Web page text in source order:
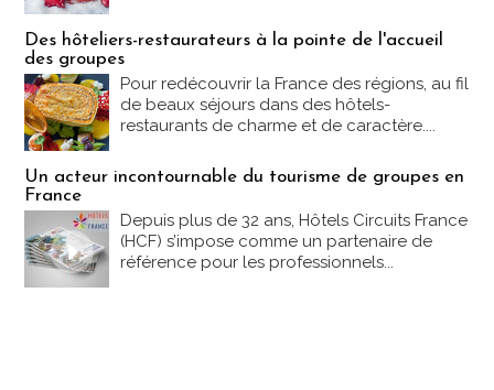
Des hôteliers-restaurateurs à la pointe de l'accueil
des groupes
Pour redécouvrir la France des régions, au fil
de beaux séjours dans des hôtels-
restaurants de charme et de caractère....
Un acteur incontournable du tourisme de groupes en
France
Depuis plus de 32 ans, Hôtels Circuits France
(HCF) s’impose comme un partenaire de
référence pour les professionnels...